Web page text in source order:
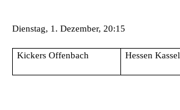
Dienstag, 1. Dezember, 20:15
Kickers Offenbach Hessen Kassel